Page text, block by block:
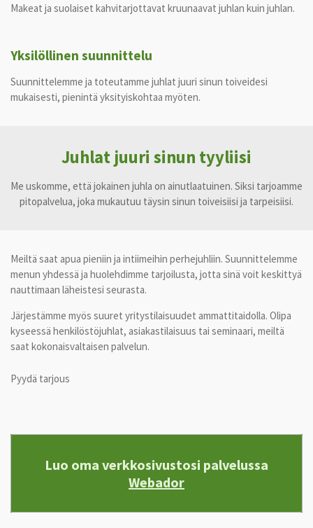
Makeat ja suolaiset kahvitarjottavat kruunaavat juhlan kuin juhlan.
Yksilöllinen suunnittelu
Suunnittelemme ja toteutamme juhlat juuri sinun toiveidesi
mukaisesti, pienintä yksityiskohtaa myöten.
Juhlat juuri sinun tyyliisi
Me uskomme, että jokainen juhla on ainutlaatuinen. Siksi tarjoamme
pitopalvelua, joka mukautuu täysin sinun toiveisiisi ja tarpeisiisi.
Meiltä saat apua pieniin ja intiimeihin perhejuhliin. Suunnittelemme
menun yhdessä ja huolehdimme tarjoilusta, jotta sinä voit keskittyä
nauttimaan läheistesi seurasta.
Järjestämme myös suuret yritystilaisuudet ammattitaidolla. Olipa
kyseessä henkilöstöjuhlat, asiakastilaisuus tai seminaari, meiltä
saat kokonaisvaltaisen palvelun.
Pyydä tarjous
Luo oma verkkosivustosi palvelussa
Webador